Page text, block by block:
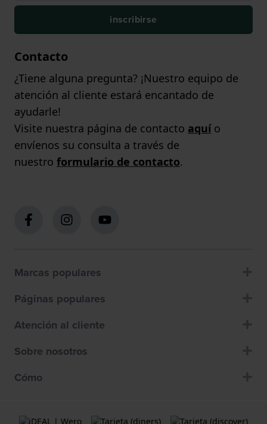
inscribirse
Contacto
¿Tiene alguna pregunta? ¡Nuestro equipo de
atención al cliente estará encantado de
ayudarle!
Visite nuestra página de contacto aquío
envíenos su consulta a través de
nuestro formulario de contacto.
Marcas populares
Páginas populares
Atención al cliente
Sobre nosotros
Cómo